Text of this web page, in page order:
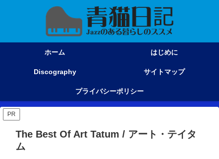
ホーム はじめに
Discography サイトマップ
プライバシーポリシー
PR
The Best Of Art Tatum / アート・テイタ
ム